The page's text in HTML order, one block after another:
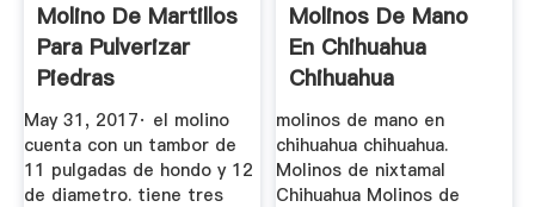
Molino De Martillos
Para Pulverizar
Piedras
"popocatepetl ...
May 31, 2017· el molino
cuenta con un tambor de
11 pulgadas de hondo y 12
de diametro. tiene tres
Molinos De Mano
En Chihuahua
Chihuahua
molinos de mano en
chihuahua chihuahua.
Molinos de nixtamal
Chihuahua Molinos de